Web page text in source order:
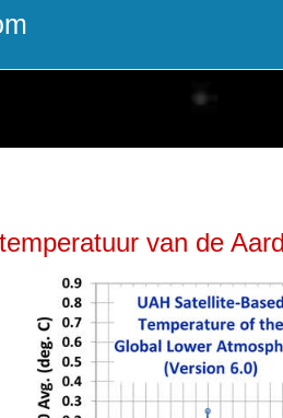
van de